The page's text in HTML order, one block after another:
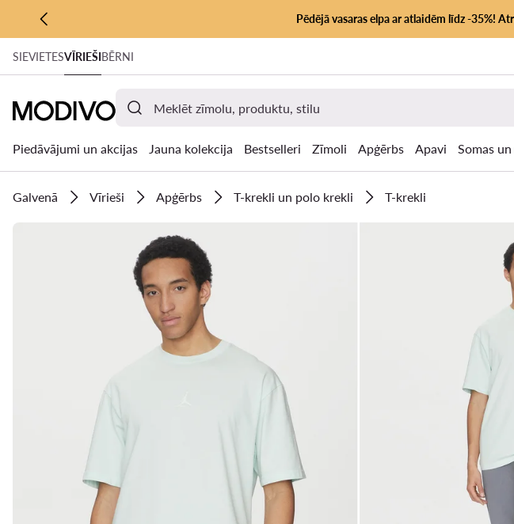
PĀRIET UZ GALVENO SATURU
PĀRIET UZ MEKLĒŠANU
Pēdējā vasaras elpa ar atlaidēm līdz -35%!
SIEVIETESVĪRIEŠIBĒRNI
Piedāvājumi un akcijas Jauna kolekcija Bestselleri Zīmoli Apģērbs Apavi Somas
Galvenā Vīrieši Apģērbs T-krekli un polo krekli T-krekli